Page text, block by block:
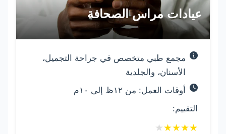
عيادات مراس الصحافة
مجمع طبي متخصص في جراحة التجميل،
الأسنان، والجلدية
أوقات العمل: من ١٢ظ إلى ١٠م
التقييم:
★
★
★
★
★